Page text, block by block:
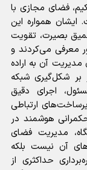
فضای مجازی با
ایشان همواره این
بصیرت، تقویت
معرفی می‌کردند و
آن به اراده
بر شکل‌گیری شبکه
اجرای دقیق
ارتباطی
هوشمند در
مدیریت فضای
آن نیست بلکه
حداکثری از